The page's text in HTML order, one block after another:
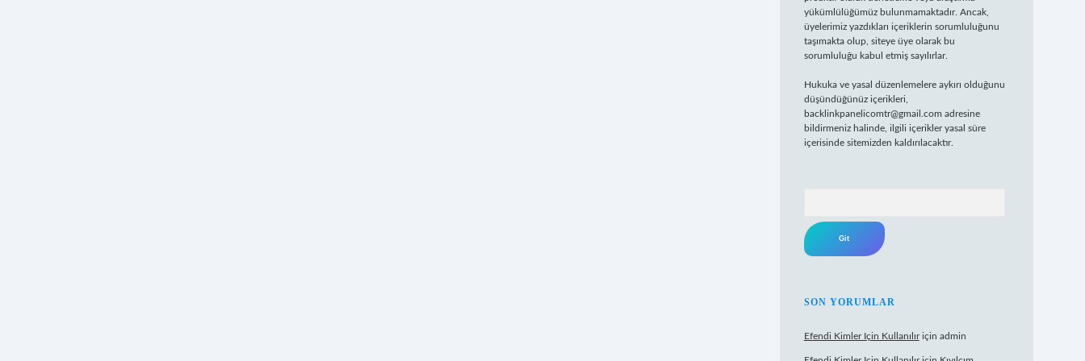
yükümlülüğümüz bulunmamaktadır. Ancak,
üyelerimiz yazdıkları içeriklerin sorumluluğunu
taşımakta olup, siteye üye olarak bu
sorumluluğu kabul etmiş sayılırlar.
Hukuka ve yasal düzenlemelere aykırı olduğunu
düşündüğünüz içerikleri,
backlinkpanelicomtr@gmail.com adresine
bildirmeniz halinde, ilgili içerikler yasal süre
içerisinde sitemizden kaldırılacaktır.
SON YORUMLAR
Efendi Kimler Için Kullanılıriçin admin